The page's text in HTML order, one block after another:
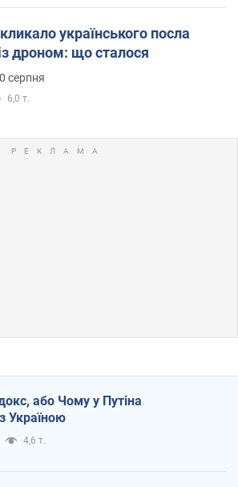
українського посла
дроном: що сталося
серпня
6,0 т.
або Чому у Путіна
Україною
4,6 т.